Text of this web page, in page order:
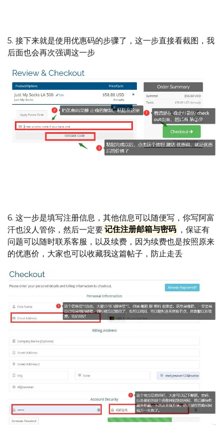
5. 接下来就是使用优惠码的步骤了，这一步直接看截图，我
后面也会再次强调这一步
6. 这一步是填写注册信息，其他信息可以随便写，你写阿富
汗也没人管你，然后一定要记住注册邮箱与密码 ，保证有
问题可以随时联系客服，以及续费，因为续费也是按照原来
的优惠价，大家也可以收藏我这篇帖子，防止走丢